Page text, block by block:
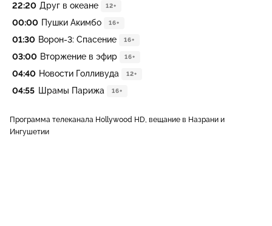
22:20 Друг в океане 12+
00:00 Пушки Акимбо 16+
01:30 Ворон-3: Спасение 16+
03:00 Вторжение в эфир 16+
04:40 Новости Голливуда 12+
04:55 Шрамы Парижа 16+
Программа телеканала Hollywood HD, вещание в Назрани и
Ингушетии